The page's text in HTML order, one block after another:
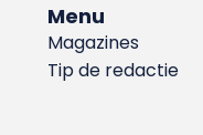
Menu
Magazines
Tip de redactie